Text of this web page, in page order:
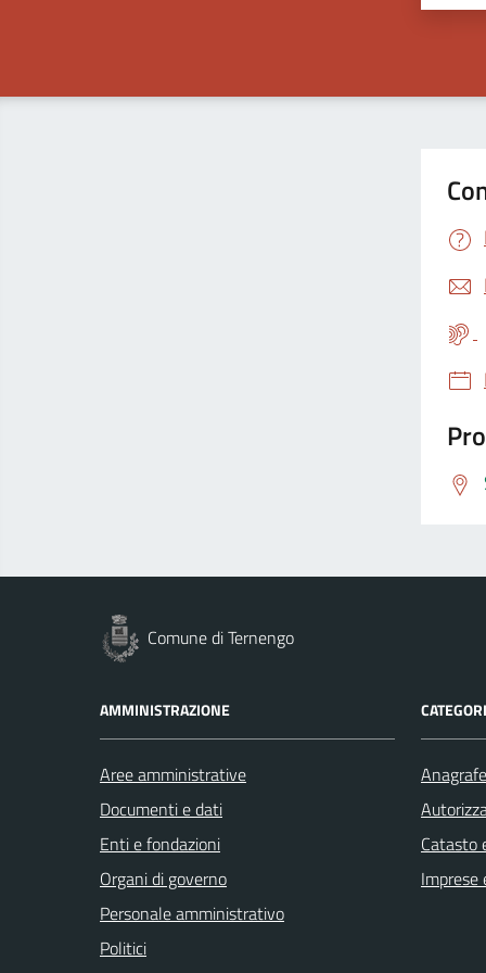
Comune di Ternengo
AMMINISTRAZIONE
Aree amministrative
Documenti e dati
Enti e fondazioni
Organi di governo
Personale amministrativo
Politici
Catasto
Imprese